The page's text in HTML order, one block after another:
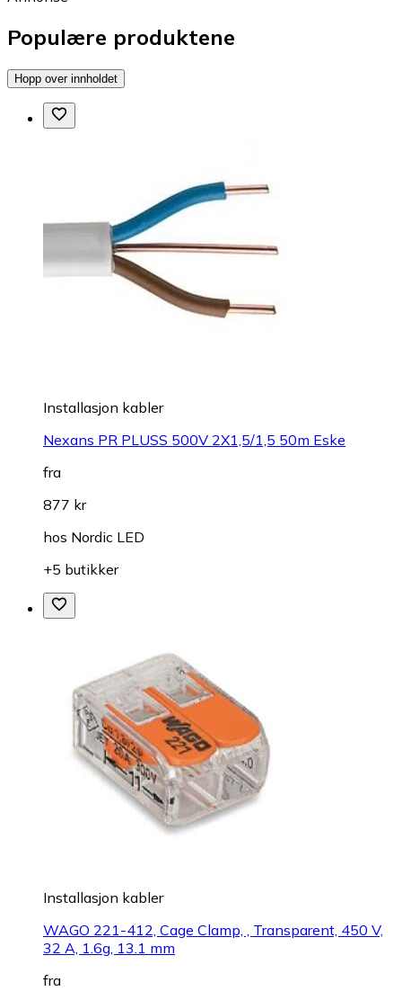
Populære produktene
Hopp over innholdet
Installasjon kabler
Nexans PR PLUSS 500V 2X1,5/1,5 50m Eske
fra
877 kr
hos Nordic LED
+5 butikker
Installasjon kabler
WAGO 221-412, Cage Clamp, , Transparent, 450 V,
32 A, 1.6g, 13.1 mm
fra